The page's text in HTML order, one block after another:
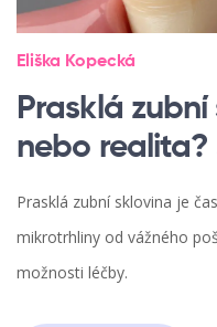
Eliška Kopecká
Prasklá
nebo
Prasklá zubní sklovina je
mikrotrhliny od vážného
možnosti léčby.